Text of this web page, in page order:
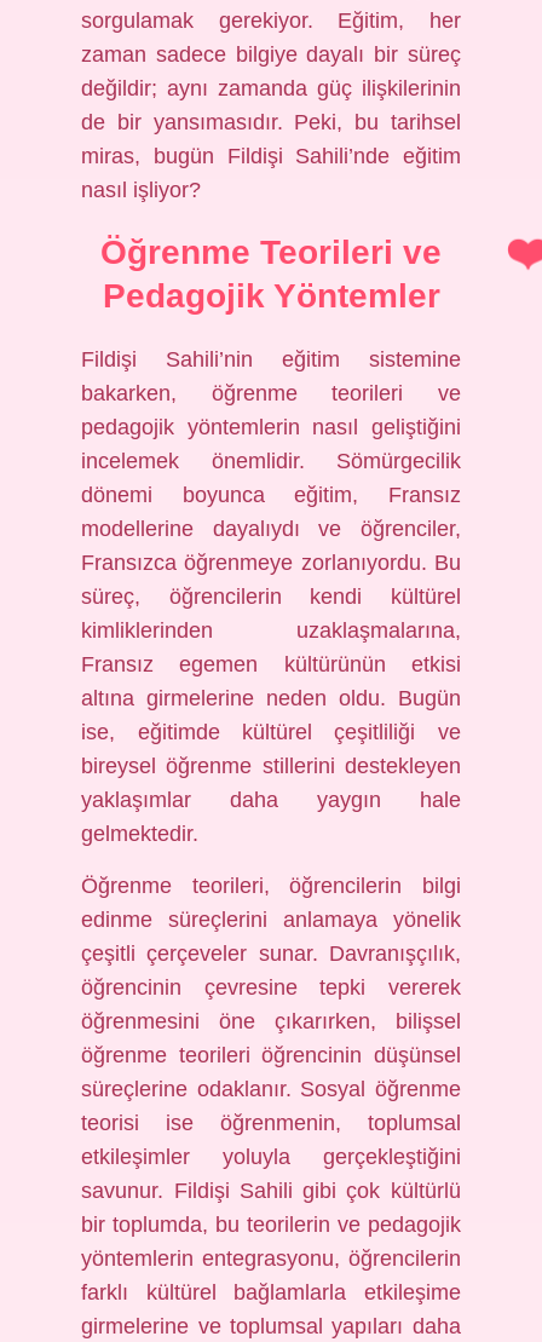
sorgulamak gerekiyor. Eğitim, her
zaman sadece bilgiye dayalı bir süreç
değildir; aynı zamanda güç ilişkilerinin
de bir yansımasıdır. Peki, bu tarihsel
miras, bugün Fildişi Sahili’nde eğitim
nasıl işliyor?
Öğrenme Teorileri ve
Pedagojik Yöntemler
Fildişi Sahili’nin eğitim sistemine
bakarken, öğrenme teorileri ve
pedagojik yöntemlerin nasıl geliştiğini
incelemek önemlidir. Sömürgecilik
dönemi boyunca eğitim, Fransız
modellerine dayalıydı ve öğrenciler,
Fransızca öğrenmeye zorlanıyordu. Bu
süreç, öğrencilerin kendi kültürel
kimliklerinden uzaklaşmalarına,
Fransız egemen kültürünün etkisi
altına girmelerine neden oldu. Bugün
ise, eğitimde kültürel çeşitliliği ve
bireysel öğrenme stillerini destekleyen
yaklaşımlar daha yaygın hale
gelmektedir.
Öğrenme teorileri, öğrencilerin bilgi
edinme süreçlerini anlamaya yönelik
çeşitli çerçeveler sunar. Davranışçılık,
öğrencinin çevresine tepki vererek
öğrenmesini öne çıkarırken, bilişsel
öğrenme teorileri öğrencinin düşünsel
süreçlerine odaklanır. Sosyal öğrenme
teorisi ise öğrenmenin, toplumsal
etkileşimler yoluyla gerçekleştiğini
savunur. Fildişi Sahili gibi çok kültürlü
bir toplumda, bu teorilerin ve pedagojik
yöntemlerin entegrasyonu, öğrencilerin
farklı kültürel bağlamlarla etkileşime
girmelerine ve toplumsal yapıları daha